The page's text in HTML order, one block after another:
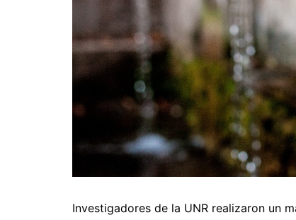
Investigadores de la UNR realizaron un